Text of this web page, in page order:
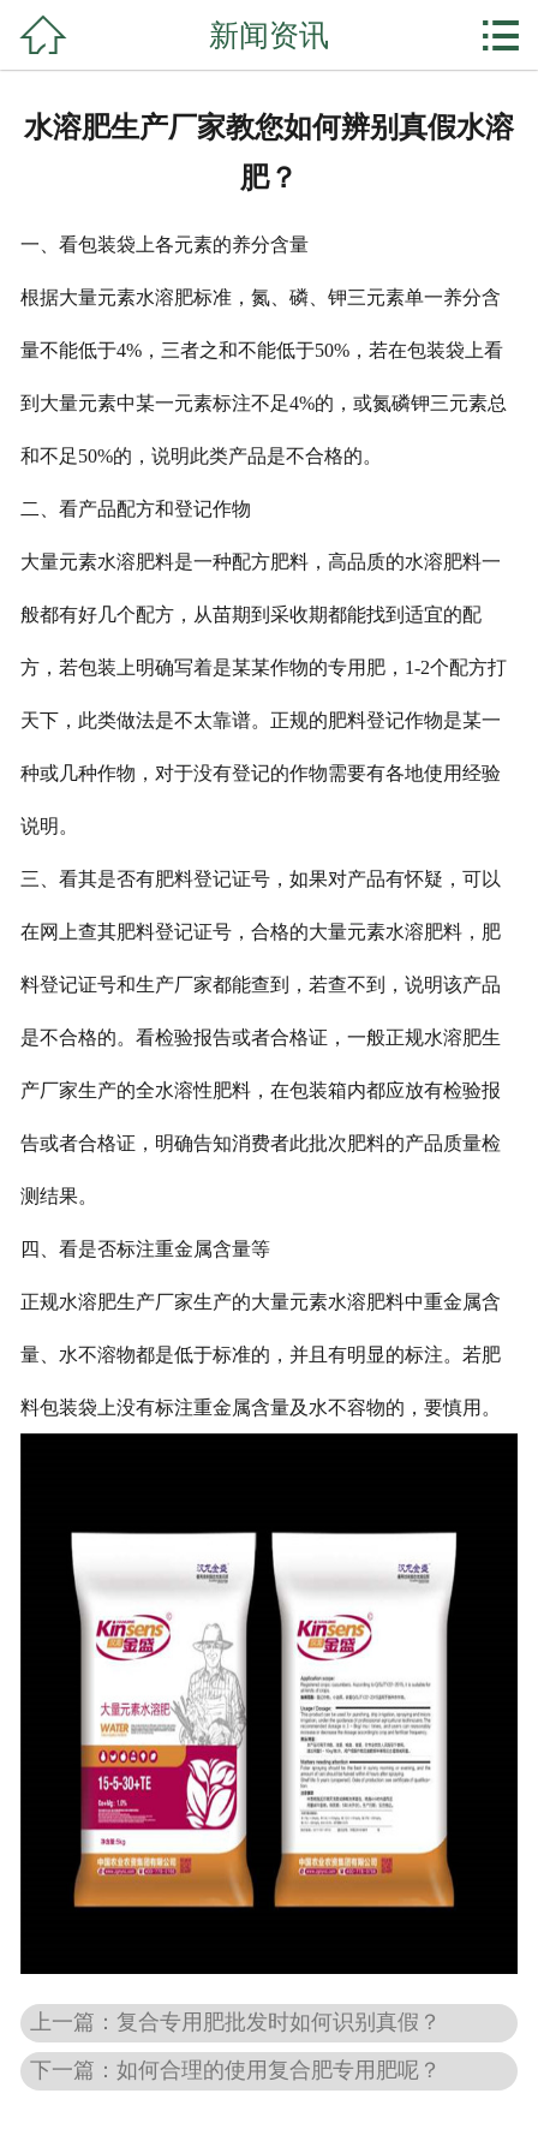
水溶肥系列
微生物菌剂
新闻资讯
 新闻资讯 
水溶肥生产厂家教您如何辨别真假水溶
肥？
一、看包装袋上各元素的养分含量
根据大量元素水溶肥标准，氮、磷、钾三元素单一养分含
量不能低于4%，三者之和不能低于50%，若在包装袋上看
到大量元素中某一元素标注不足4%的，或氮磷钾三元素总
和不足50%的，说明此类产品是不合格的。
二、看产品配方和登记作物
大量元素水溶肥料是一种配方肥料，高品质的水溶肥料一
般都有好几个配方，从苗期到采收期都能找到适宜的配
方，若包装上明确写着是某某作物的专用肥，1-2个配方打
天下，此类做法是不太靠谱。正规的肥料登记作物是某一
种或几种作物，对于没有登记的作物需要有各地使用经验
说明。
三、 看其是否有肥料登记证号，如果对产品有怀疑，可以
在网上查其肥料登记证号，合格的大量元素水溶肥料，肥
料登记证号和生产厂家都能查到，若查不到，说明该产品
是不合格的。 看检验报告或者合格证，一般正规水溶肥生
产厂家生产的全水溶性肥料，在包装箱内都应放有检验报
告或者合格证，明确告知消费者此批次肥料的产品质量检
测结果。
四、看是否标注重金属含量等
正规水溶肥生产厂家生产的大量元素水溶肥料中重金属含
量、水不溶物都是低于标准的，并且有明显的标注。若肥
料包装袋上没有标注重金属含量及水不容物的，要慎用。
上一篇：复合专用肥批发时如何识别真假？
下一篇：如何合理的使用复合肥专用肥呢？